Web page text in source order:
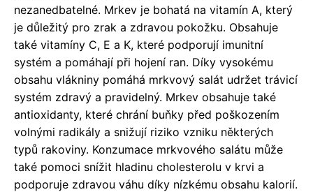
nezanedbatelné. Mrkev je bohatá na vitamín A, který
je důležitý pro zrak a zdravou pokožku. Obsahuje
také vitamíny C, E a K, které podporují imunitní
systém a pomáhají při hojení ran. Díky vysokému
obsahu vlákniny pomáhá mrkvový salát udržet trávicí
systém zdravý a pravidelný. Mrkev obsahuje také
antioxidanty, které chrání buňky před poškozením
volnými radikály a snižují riziko vzniku některých
typů rakoviny. Konzumace mrkvového salátu může
také pomoci snížit hladinu cholesterolu v krvi a
podporuje zdravou váhu díky nízkému obsahu kalorií.